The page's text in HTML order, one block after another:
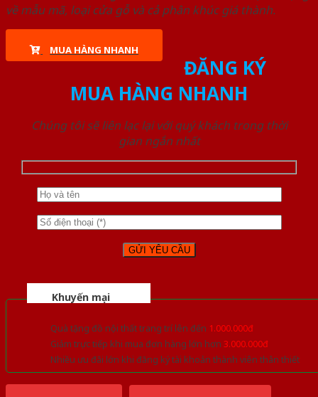
về mẫu mã, loại cửa gỗ và cả phân khúc giá thành.
MUA HÀNG NHANH
ĐĂNG KÝ
MUA HÀNG NHANH
Chúng tôi sẽ liên lạc lại với quý khách trong thời
gian ngắn nhất
Khuyến mại
Quà tặng đồ nội thất trang trí lên đến 1.000.000đ
Giảm trực tiếp khi mua đơn hàng lớn hơn 3.000.000đ
Nhiều ưu đãi lớn khi đăng ký tài khoản thành viên thân thiết